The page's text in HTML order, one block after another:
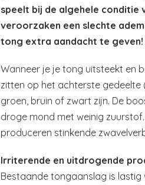
speelt bij de algehele conditie
veroorzaken een slechte
tong extra aandacht te geven!
Wanneer je je tong uitsteekt en
zitten op het achterste gedeelte
groen, bruin of zwart zijn. De
droge mond met weinig
produceren stinkende
Irriterende en uitdrogende
Bestaande tongaanslag is